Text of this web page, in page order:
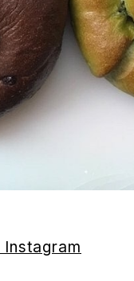
Instagram